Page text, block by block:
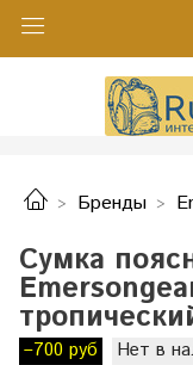
Бренды
Сумка
–700 руб Нет в